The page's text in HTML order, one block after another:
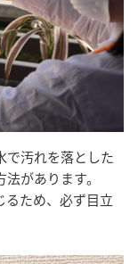
で汚れを落とした
があります。
るため、必ず目立